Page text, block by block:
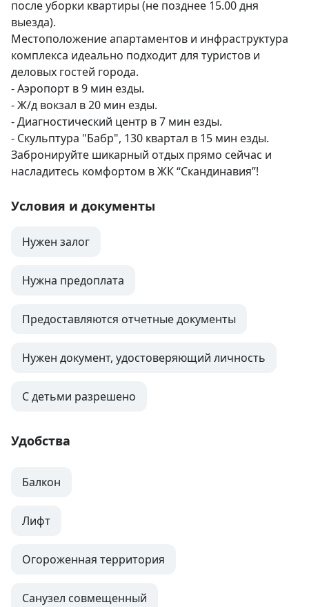
после уборки квартиры (не позднее 15.00 дня
выезда).
Местоположение апартаментов и инфраструктура
комплекса идеально подходит для туристов и
деловых гостей города.
- Аэропорт в 9 мин езды.
- Ж/д вокзал в 20 мин езды.
- Диагностический центр в 7 мин езды.
- Скульптура "Бабр", 130 квартал в 15 мин езды.
Забронируйте шикарный отдых прямо сейчас и
насладитесь комфортом в ЖК “Скандинавия”!
Условия и документы
Нужен залог
Нужна предоплата
Предоставляются отчетные документы
Нужен документ, удостоверяющий личность
С детьми разрешено
Удобства
Балкон
Лифт
Огороженная территория
Санузел совмещенный